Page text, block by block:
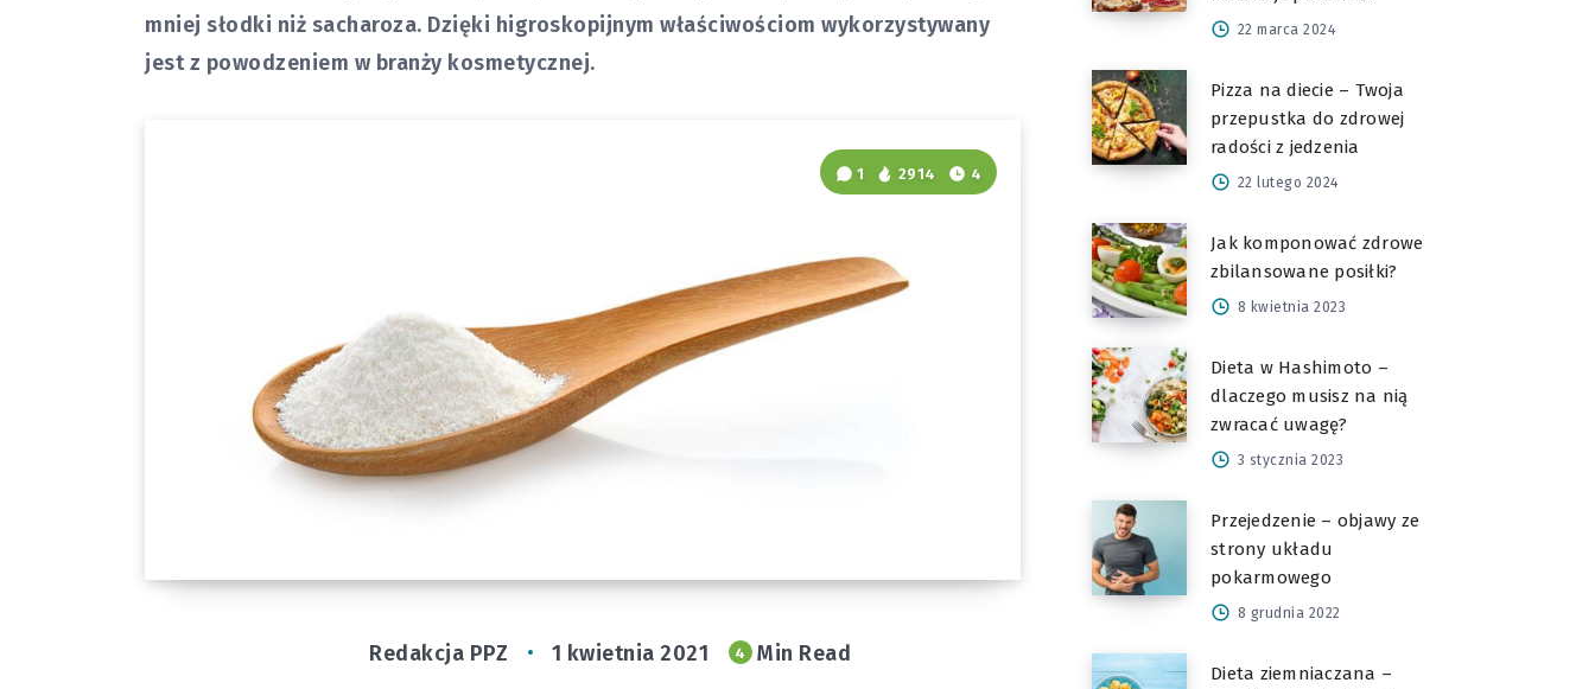
mniej słodki niż sacharoza. Dzięki higroskopijnym właściwościom wykorzystywany
jest z powodzeniem w branży kosmetycznej.
1 2914 4
Redakcja PPZ 1 kwietnia 2021 4 Min Read
22 marca 2024
Pizza na diecie – Twoja
przepustka do zdrowej
radości z jedzenia
22 lutego 2024
Jak komponować zdrowe
zbilansowane posiłki?
8 kwietnia 2023
Dieta w Hashimoto –
dlaczego musisz na nią
zwracać uwagę?
3 stycznia 2023
Przejedzenie – objawy ze
strony układu
pokarmowego
8 grudnia 2022
Dieta ziemniaczana –